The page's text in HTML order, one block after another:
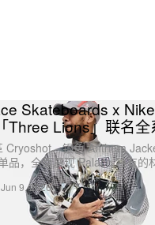
Skateboards x
Three Lions」联名全
Cryoshot、银色 Anthem
品，全面展现 Palace 独有的
Jun 9, 2026